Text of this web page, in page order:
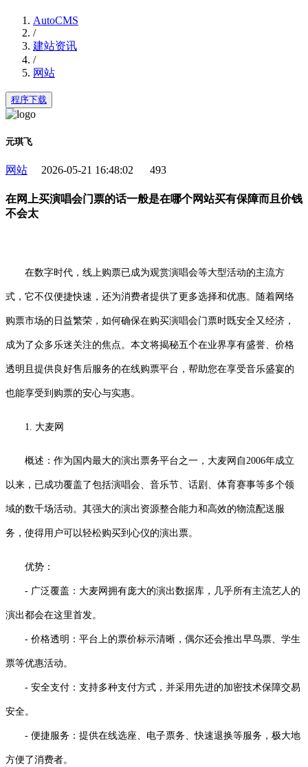
AutoCMS
/
建站资讯
/
网站
程序下载
元琪飞
网站 2026-05-21 16:48:02 493
在网上买演唱会门票的话一般是在哪个网站买有保障而且价钱
不会太
在数字时代，线上购票已成为观赏演唱会等大型活动的主流方
式，它不仅便捷快速，还为消费者提供了更多选择和优惠。随着网络
购票市场的日益繁荣，如何确保在购买演唱会门票时既安全又经济，
成为了众多乐迷关注的焦点。本文将揭秘五个在业界享有盛誉、价格
透明且提供良好售后服务的在线购票平台，帮助您在享受音乐盛宴的
也能享受到购票的安心与实惠。
1. 大麦网
概述：作为国内最大的演出票务平台之一，大麦网自2006年成立
以来，已成功覆盖了包括演唱会、音乐节、话剧、体育赛事等多个领
域的数千场活动。其强大的演出资源整合能力和高效的物流配送服
务，使得用户可以轻松购买到心仪的演出票。
优势：
- 广泛覆盖：大麦网拥有庞大的演出数据库，几乎所有主流艺人的
演出都会在这里首发。
- 价格透明：平台上的票价标示清晰，偶尔还会推出早鸟票、学生
票等优惠活动。
- 安全支付：支持多种支付方式，并采用先进的加密技术保障交易
安全。
- 便捷服务：提供在线选座、电子票务、快速退换等服务，极大地
方便了消费者。